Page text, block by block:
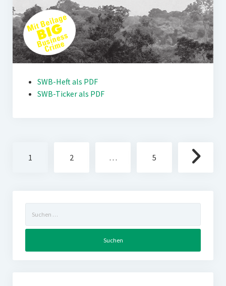
SWB-Heft als PDF
SWB-Ticker als PDF
1 2 … 5
nach: